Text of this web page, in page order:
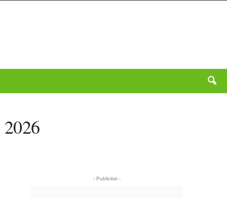
2026
- Publicitat -